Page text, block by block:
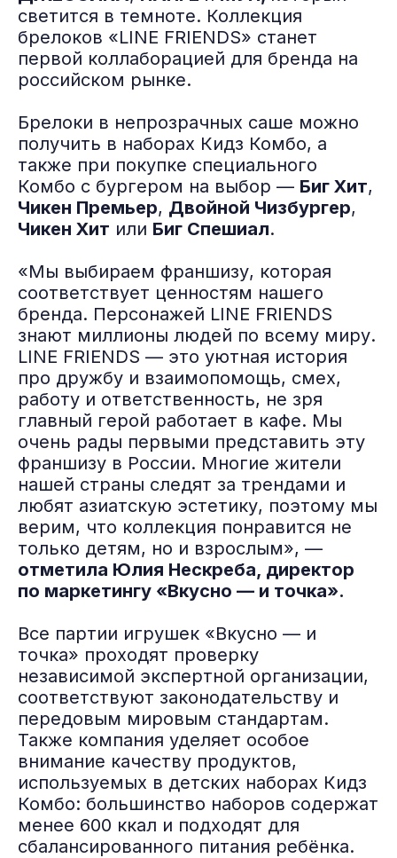
светится в темноте. Коллекция
брелоков «LINE FRIENDS» станет
первой коллаборацией для бренда на
российском рынке.
Брелоки в непрозрачных саше можно
получить в наборах Кидз Комбо, а
также при покупке специального
Комбо с бургером на выбор — Биг Хит,
Чикен Премьер, Двойной Чизбургер,
Чикен Хит или Биг Спешиал.
«Мы выбираем франшизу, которая
соответствует ценностям нашего
бренда. Персонажей LINE FRIENDS
знают миллионы людей по всему миру.
LINE FRIENDS — это уютная история
про дружбу и взаимопомощь, смех,
работу и ответственность, не зря
главный герой работает в кафе. Мы
очень рады первыми представить эту
франшизу в России. Многие жители
нашей страны следят за трендами и
любят азиатскую эстетику, поэтому мы
верим, что коллекция понравится не
только детям, но и взрослым», —
отметила Юлия Нескреба, директор
по маркетингу «Вкусно — и точка».
Все партии игрушек «Вкусно — и
точка» проходят проверку
независимой экспертной организации,
соответствуют законодательству и
передовым мировым стандартам.
Также компания уделяет особое
внимание качеству продуктов,
используемых в детских наборах Кидз
Комбо: большинство наборов содержат
менее 600 ккал и подходят для
сбалансированного питания ребёнка.